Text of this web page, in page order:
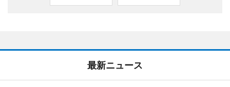
最新ニュース